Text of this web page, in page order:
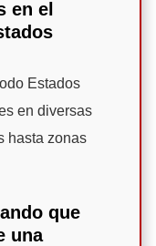
en el
Estados
en diversas
hasta zonas
que
una